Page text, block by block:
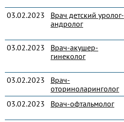
03.02.2023
Врач детский уролог-
андролог
03.02.2023
Врач-акушер-
гинеколог
03.02.2023
Врач-
оториноларинголог
03.02.2023
Врач-офтальмолог